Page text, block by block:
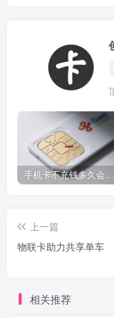
手机卡不充钱多久会被自动销户？
上一篇
物联卡助力共享单车
相关推荐